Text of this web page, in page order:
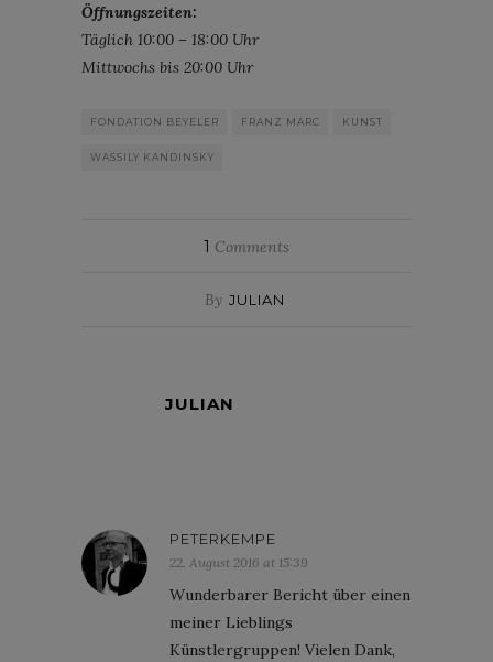
Öffnungszeiten:
Täglich 10:00 – 18:00 Uhr
Mittwochs bis 20:00 Uhr
FONDATION BEYELER FRANZ MARC KUNST
WASSILY KANDINSKY
1 Comments
By JULIAN
JULIAN
PETERKEMPE
22. August 2016 at 15:39
Wunderbarer Bericht über einen
meiner Lieblings
Künstlergruppen! Vielen Dank,